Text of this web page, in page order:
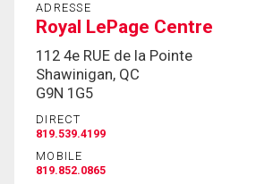
ADRESSE
Royal LePage Centre
112 4e RUE de la Pointe
Shawinigan, QC
G9N 1G5
DIRECT
819.539.4199
MOBILE
819.852.0865